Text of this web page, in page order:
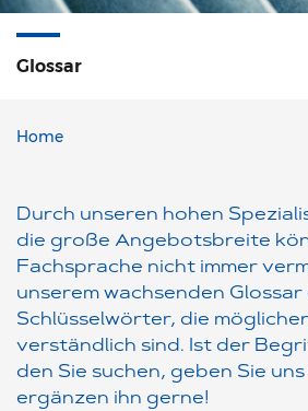
Glossar
Home
Durch unseren hohen
die große Angebotsbreite
Fachsprache nicht immer
unserem wachsenden
Schlüsselwörter, die
verständlich sind. Ist der
den Sie suchen, geben Sie
ergänzen ihn gerne!